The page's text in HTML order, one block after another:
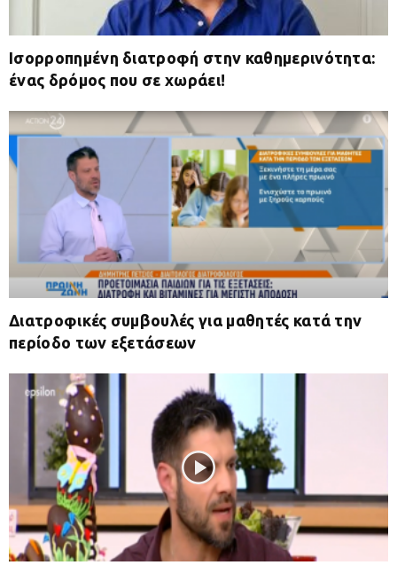
Ισορροπημένη διατροφή στην καθημερινότητα:
ένας δρόμος που σε χωράει!
Διατροφικές συμβουλές για μαθητές κατά την
περίοδο των εξετάσεων